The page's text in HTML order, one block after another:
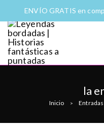
ENVÍO GRATIS en
la
Inicio >